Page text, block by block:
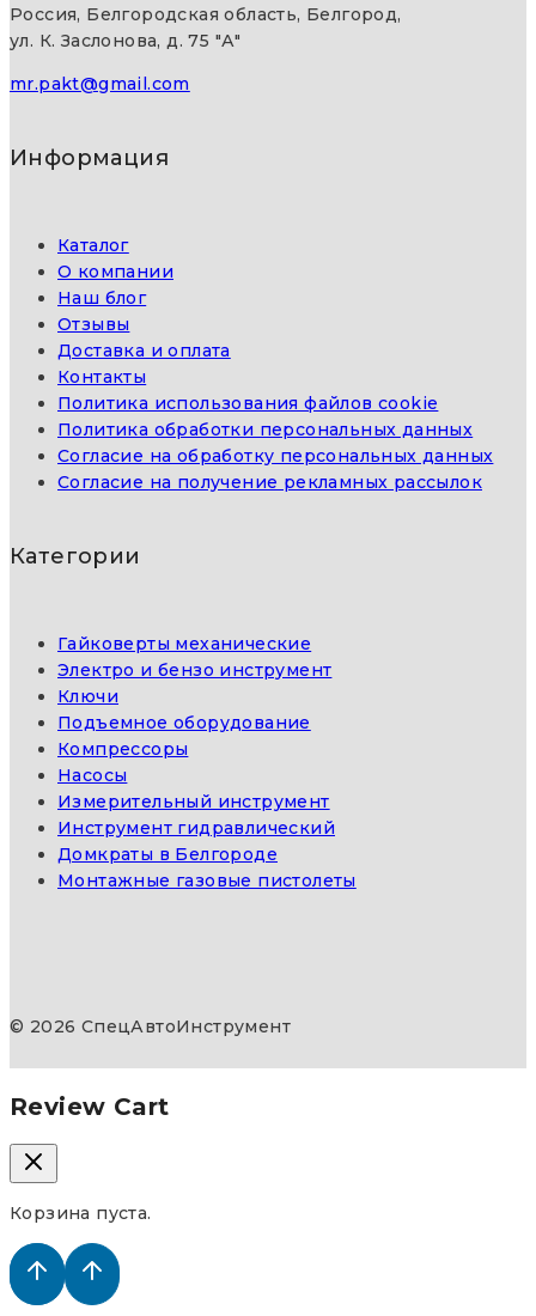
Россия, Белгородская область, Белгород,
ул. К. Заслонова, д. 75 "А"
mr.pakt@gmail.com
Информация
Каталог
О компании
Наш блог
Отзывы
Доставка и оплата
Контакты
Политика использования файлов cookie
Политика обработки персональных данных
Согласие на обработку персональных данных
Согласие на получение рекламных рассылок
Категории
Гайковерты механические
Электро и бензо инструмент
Ключи
Подъемное оборудование
Компрессоры
Насосы
Измерительный инструмент
Инструмент гидравлический
Домкраты в Белгороде
Монтажные газовые пистолеты
© 2026 СпецАвтоИнструмент
Review Cart
Корзина пуста.